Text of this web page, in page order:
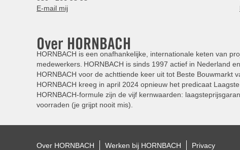
E-mail mij
Over HORNBACH
HORNBACH is een onafhankelijke, internationale keten van
medewerkers. HORNBACH is sinds 1997 actief in Nederland
HORNBACH voor de achttiende keer uit tot Beste Bouwmarkt
HORNBACH kreeg in april 2024 opnieuw het predicaat
HORNBACH-formule zijn de vijf kernwaarden:
voorraden (je grijpt nooit mis).
Over HORNBACH Werken bij HORNBACH Privacy